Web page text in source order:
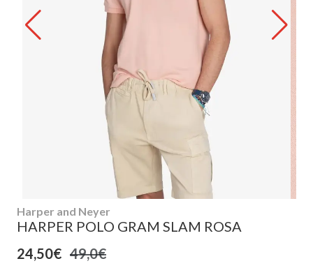
Harper and Neyer
HARPER POLO GRAM SLAM ROSA
24,50€ 49,0€